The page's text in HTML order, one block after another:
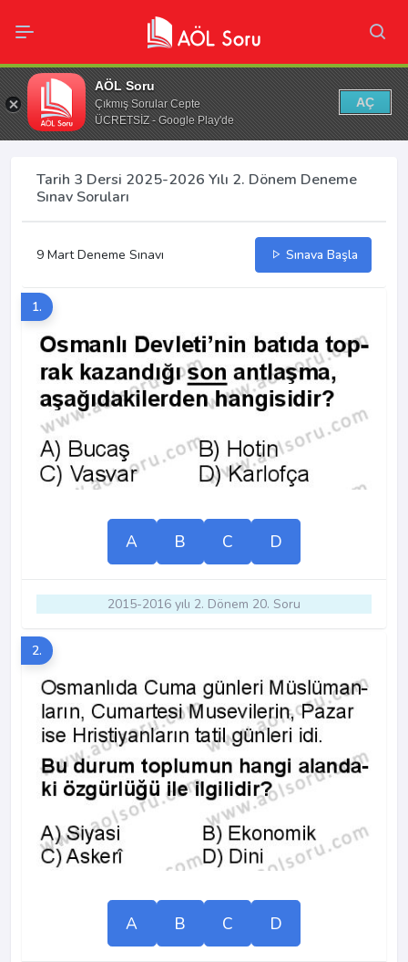
AÖL Soru
Çıkmış Sorular Cepte
ÜCRETSİZ - Google Play'de
AÇ
Tarih 3 Dersi 2025-2026 Yılı 2. Dönem Deneme
Sınav Soruları
9 Mart Deneme Sınavı Sınava Başla
1.
A B C D
2015-2016 yılı 2. Dönem 20. Soru
2.
A B C D